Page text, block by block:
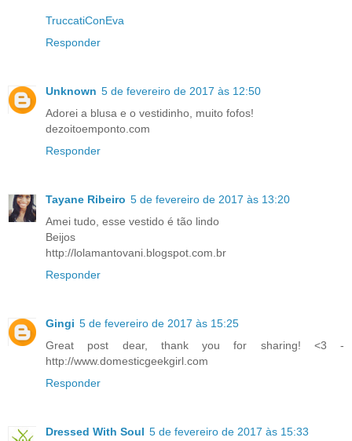
TruccatiConEva
Responder
Unknown 5 de fevereiro de 2017 às 12:50
Adorei a blusa e o vestidinho, muito fofos!
dezoitoemponto.com
Responder
Tayane Ribeiro 5 de fevereiro de 2017 às 13:20
Amei tudo, esse vestido é tão lindo
Beijos
http://lolamantovani.blogspot.com.br
Responder
Gingi 5 de fevereiro de 2017 às 15:25
Great post dear, thank you for sharing! <3 -
http://www.domesticgeekgirl.com
Responder
Dressed With Soul 5 de fevereiro de 2017 às 15:33